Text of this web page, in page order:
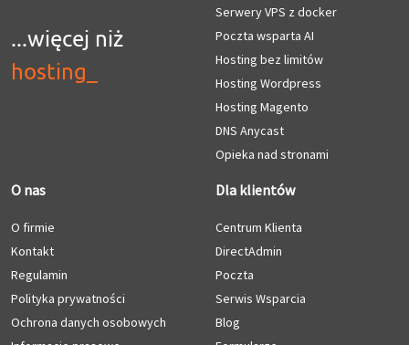
...więcej niż
hosting
Serwery VPS z docker
Poczta wsparta AI
Hosting bez limitów
Hosting Wordpress
Hosting Magento
DNS Anycast
Opieka nad stronami
O nas
O firmie
Kontakt
Regulamin
Polityka prywatności
Ochrona danych osobowych
Dla klientów
Centrum Klienta
DirectAdmin
Poczta
Serwis Wsparcia
Blog